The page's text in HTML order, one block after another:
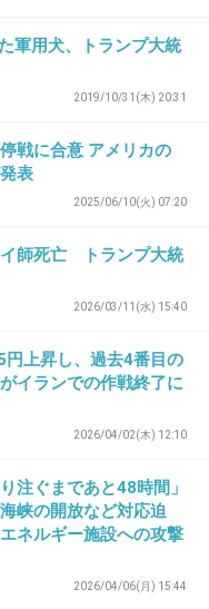
好きだったよ笑
+24 -0
得できないか頑張っ
言うことを聞かない
軍用犬、トランプ大統
2019/10/31(木) 20:31
戦に合意 アメリカの
表
2025/06/10(火) 07:20
師死亡 トランプ大統
2026/03/11(水) 15:40
円上昇し、過去4番目の
イランでの作戦終了に
2026/04/02(木) 12:10
注ぐまであと48時間」
峡の開放など対応迫
ネルギー施設への攻撃
2026/04/06(月) 15:44